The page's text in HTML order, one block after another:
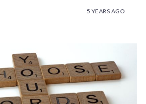
5 YEARS AGO